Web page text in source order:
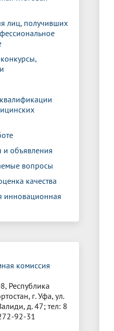
лиц, получивших
объявления
вопросы
качества
инновационная
комиссия
Республика
г. Уфа, ул.
д. 47; тел: 8
92-31